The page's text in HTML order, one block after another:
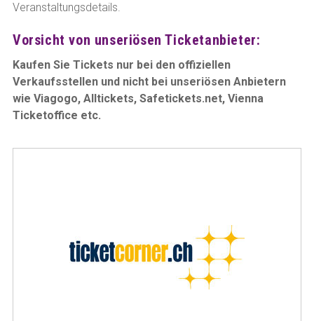
Veranstaltungsdetails.
Vorsicht von unseriösen Ticketanbieter:
Kaufen Sie Tickets nur bei den offiziellen
Verkaufsstellen und nicht bei unseriösen Anbietern
wie Viagogo, Alltickets, Safetickets.net, Vienna
Ticketoffice etc.